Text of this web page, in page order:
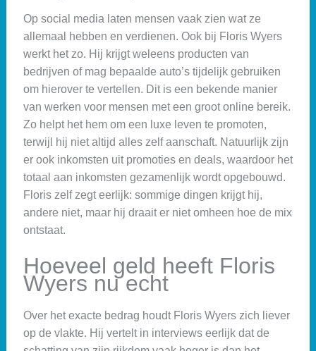
Op social media laten mensen vaak zien wat ze
allemaal hebben en verdienen. Ook bij Floris Wyers
werkt het zo. Hij krijgt weleens producten van
bedrijven of mag bepaalde auto’s tijdelijk gebruiken
om hierover te vertellen. Dit is een bekende manier
van werken voor mensen met een groot online bereik.
Zo helpt het hem om een luxe leven te promoten,
terwijl hij niet altijd alles zelf aanschaft. Natuurlijk zijn
er ook inkomsten uit promoties en deals, waardoor het
totaal aan inkomsten gezamenlijk wordt opgebouwd.
Floris zelf zegt eerlijk: sommige dingen krijgt hij,
andere niet, maar hij draait er niet omheen hoe de mix
ontstaat.
Hoeveel geld heeft Floris
Wyers nu echt
Over het exacte bedrag houdt Floris Wyers zich liever
op de vlakte. Hij vertelt in interviews eerlijk dat de